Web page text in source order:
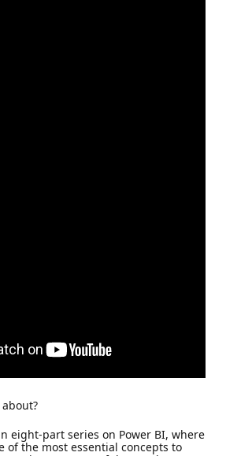
eight-part series on Power BI, where
of the most essential concepts to